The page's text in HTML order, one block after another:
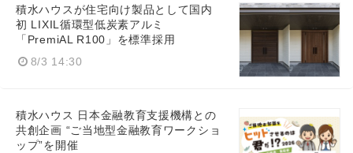
積水ハウスが住宅向け製品として国内
初 LIXIL循環型低炭素アルミ
「PremiAL R100」を標準採用
8/3 14:30
積水ハウス 日本金融教育支援機構との
共創企画 “ご当地型金融教育ワークショ
ップ”を開催